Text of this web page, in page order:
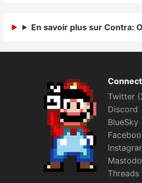
Bons plans
Guides
En savoir plus sur Contra:
Twitter
Discord
BlueSky
Threads